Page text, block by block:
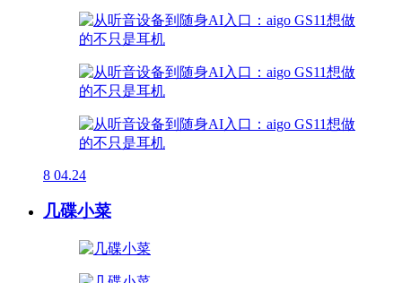
8 04.24
几碟小菜